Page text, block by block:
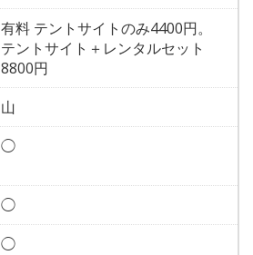
有料 テントサイトのみ4400円。
テントサイト＋レンタルセット
8800円
山
◯
◯
◯